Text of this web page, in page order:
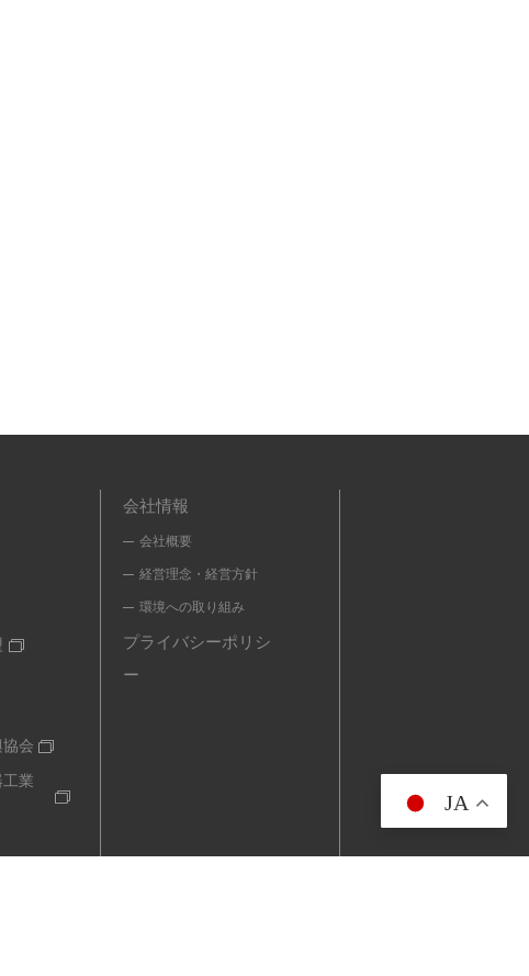
会
業
会社情報
会社概要
経営理念・経営方針
環境への取り組み
プライバシーポリシ
ー
JA